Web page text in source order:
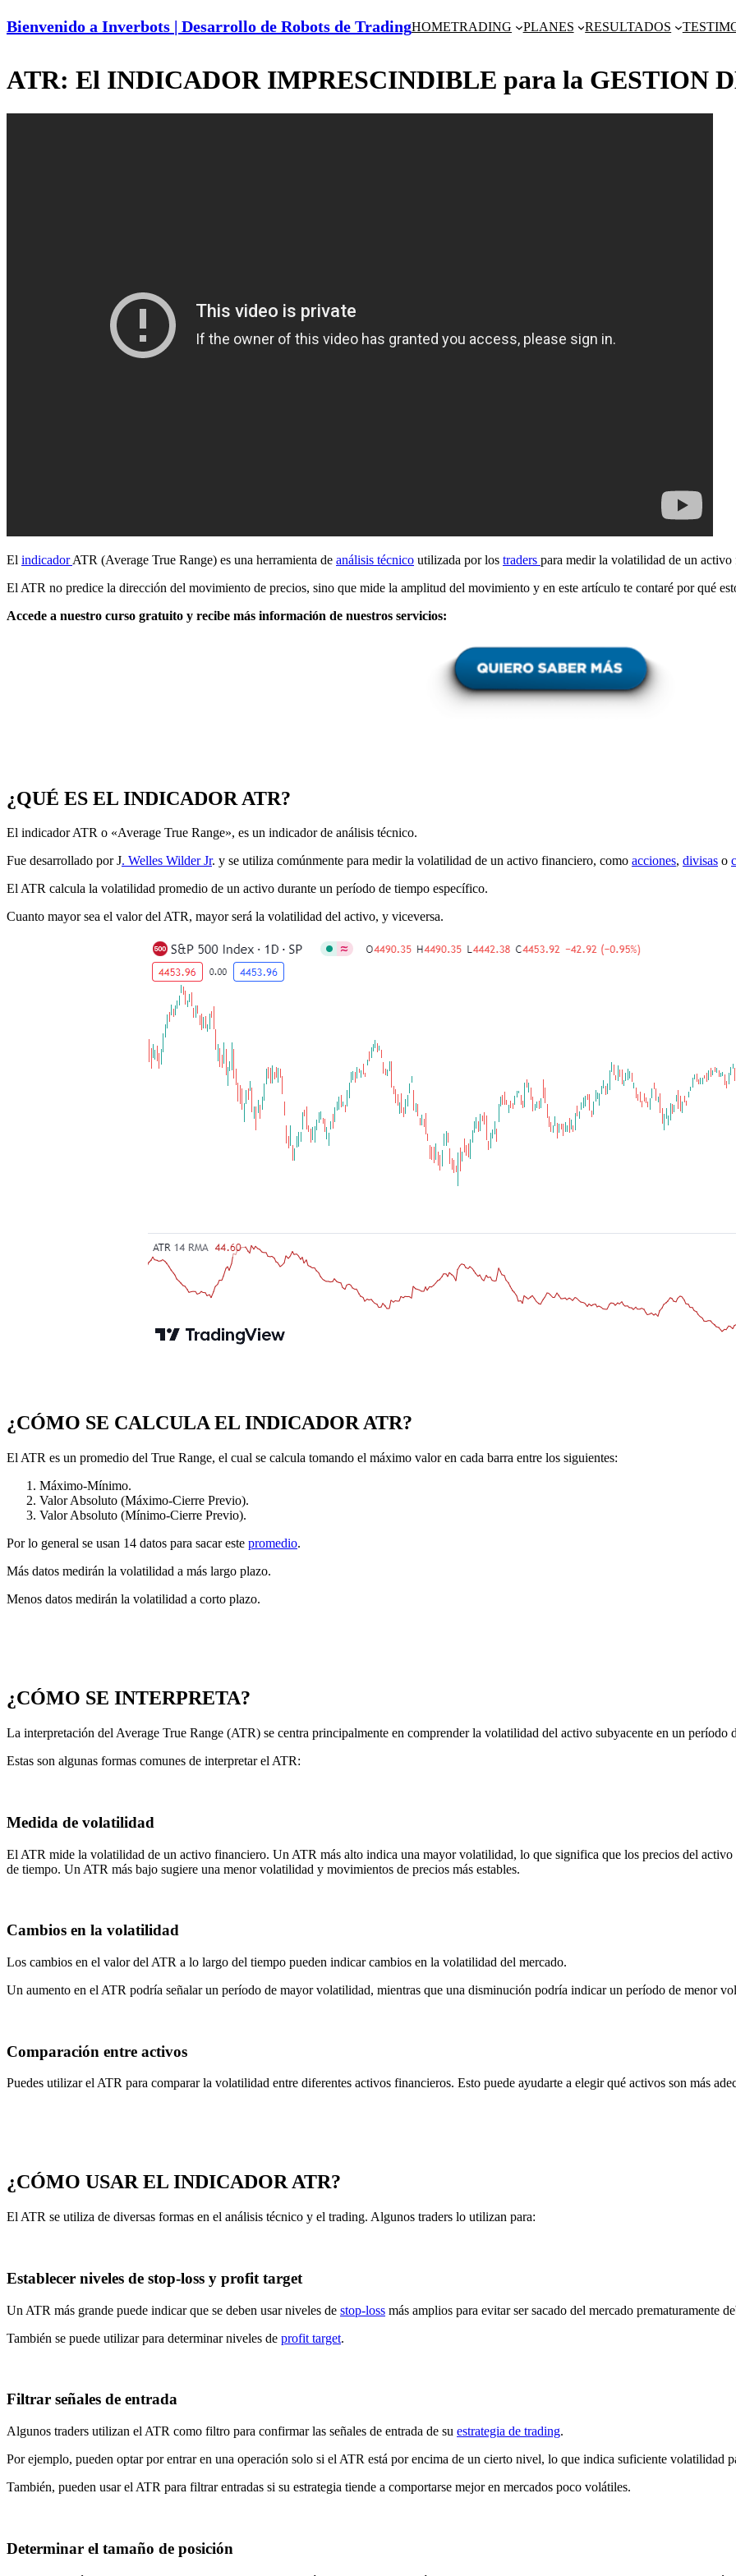
Bienvenido a Inverbots | Desarrollo de Robots de TradingHOMETRADING PLANES RESULTADOS
ATR: El INDICADOR IMPRESCINDIBLE para la GESTION
El indicadorATR (Average True Range) es una herramienta de análisis técnico utilizada por los traders para medir la volatilidad de un activo
El ATR no predice la dirección del movimiento de precios, sino que mide la amplitud del movimiento y en este artículo te contaré por qué
Accede a nuestro curso gratuito y recibe más información de nuestros servicios:
¿QUÉ ES EL INDICADOR ATR?
El indicador ATR o «Average True Range», es un indicador de análisis técnico.
Fue desarrollado por J. Welles Wilder Jr. y se utiliza comúnmente para medir la volatilidad de un activo financiero, como acciones, divisas o
El ATR calcula la volatilidad promedio de un activo durante un período de tiempo específico.
Cuanto mayor sea el valor del ATR, mayor será la volatilidad del activo, y viceversa.
¿CÓMO SE CALCULA EL INDICADOR ATR?
El ATR es un promedio del True Range, el cual se calcula tomando el máximo valor en cada barra entre los siguientes:
Máximo-Mínimo.
Valor Absoluto (Máximo-Cierre Previo).
Valor Absoluto (Mínimo-Cierre Previo).
Por lo general se usan 14 datos para sacar este promedio.
Más datos medirán la volatilidad a más largo plazo.
Menos datos medirán la volatilidad a corto plazo.
¿CÓMO SE INTERPRETA?
La interpretación del Average True Range (ATR) se centra principalmente en comprender la volatilidad del activo subyacente en un período
Estas son algunas formas comunes de interpretar el ATR:
Medida de volatilidad
El ATR mide la volatilidad de un activo financiero. Un ATR más alto indica una mayor volatilidad, lo que significa que los precios del
de tiempo. Un ATR más bajo sugiere una menor volatilidad y movimientos de precios más estables.
Cambios en la volatilidad
Los cambios en el valor del ATR a lo largo del tiempo pueden indicar cambios en la volatilidad del mercado.
Un aumento en el ATR podría señalar un período de mayor volatilidad, mientras que una disminución podría indicar un período de menor
Comparación entre activos
Puedes utilizar el ATR para comparar la volatilidad entre diferentes activos financieros. Esto puede ayudarte a elegir qué activos son más
¿CÓMO USAR EL INDICADOR ATR?
El ATR se utiliza de diversas formas en el análisis técnico y el trading. Algunos traders lo utilizan para:
Establecer niveles de stop-loss y profit target
Un ATR más grande puede indicar que se deben usar niveles de stop-loss más amplios para evitar ser sacado del mercado prematuramente
También se puede utilizar para determinar niveles de profit target.
Filtrar señales de entrada
Algunos traders utilizan el ATR como filtro para confirmar las señales de entrada de su estrategia de trading.
Por ejemplo, pueden optar por entrar en una operación solo si el ATR está por encima de un cierto nivel, lo que indica suficiente volatilidad
También, pueden usar el ATR para filtrar entradas si su estrategia tiende a comportarse mejor en mercados poco volátiles.
Determinar el tamaño de posición